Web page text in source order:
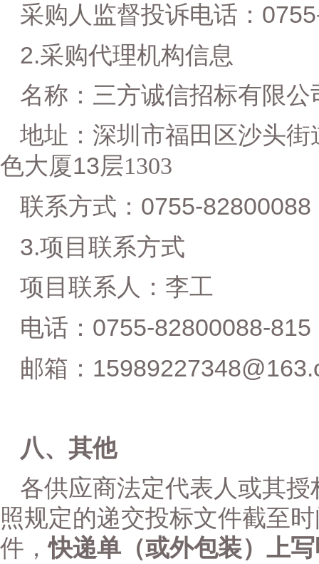
采购人监督投诉电话：
2.采购代理机构信息
名称：三方诚信招标有限公
地址： 深圳市福田区沙头
色大厦13层1303
联系方式： 0755-82800088
3.项目联系方式
项目联系人： 李工
电话： 0755-82800088-815
邮箱：
八、其他
各供应商法定代表人或其
照规定的递交投标文件截至
件，快递单（或外包装）上